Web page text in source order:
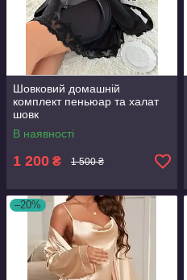
Шовковий домашній
комплект пеньюар та халат
шовк
В наявності
1 200 ₴ 1 500 ₴
–20%